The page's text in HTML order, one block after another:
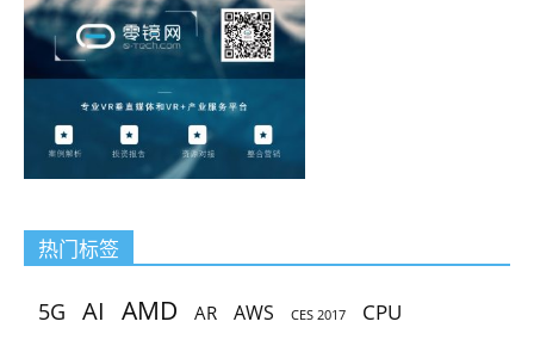
热门标签
5G AI AMD AR AWS CES 2017 CPU